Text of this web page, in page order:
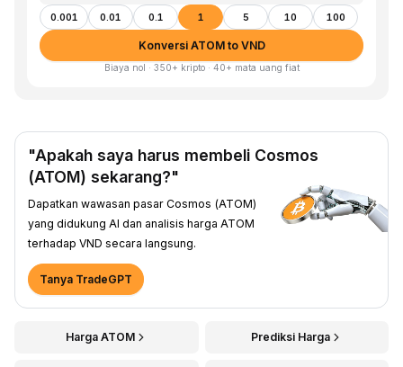
0.001 0.01 0.1 1 5 10 100
Konversi ATOM to VND
Biaya nol · 350+ kripto · 40+ mata uang fiat
"Apakah saya harus membeli Cosmos
(ATOM) sekarang?"
Dapatkan wawasan pasar Cosmos (ATOM)
yang didukung AI dan analisis harga ATOM
terhadap VND secara langsung.
Tanya TradeGPT
Harga ATOM Prediksi Harga